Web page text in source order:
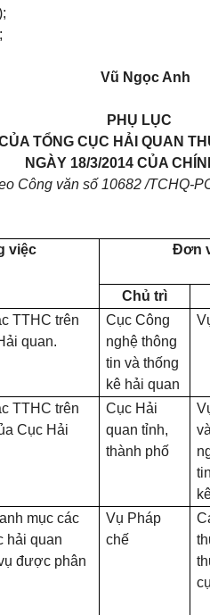
Vũ Ngọc Anh
PHỤ LỤC
TỔNG CỤC HẢI QUAN
NGÀY 18/3/2014 CỦA
Công văn số 10682 /TCHQ-
việc Đơn
Chủ trì
TTHC trên
quan.
Cục Công
nghệ thông
tin và thống
kê hải quan
TTHC trên
Cục Hải
Cục Hải
quan tỉnh,
thành phố
tin
mục các
hải quan
được phân
Vụ Pháp
chế